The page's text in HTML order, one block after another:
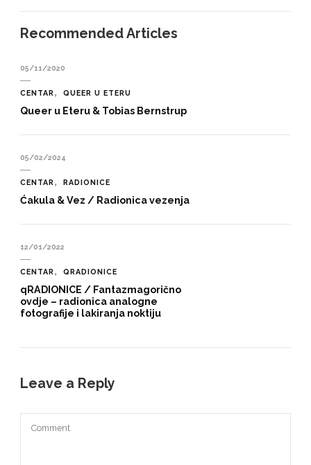
Recommended Articles
05/11/2020
CENTAR QUEER U ETERU
Queer u Eteru & Tobias Bernstrup
05/02/2024
CENTAR RADIONICE
Ćakula & Vez / Radionica vezenja
12/01/2022
CENTAR QRADIONICE
qRADIONICE / Fantazmagorično
ovdje – radionica analogne
fotografije i lakiranja noktiju
Leave a Reply